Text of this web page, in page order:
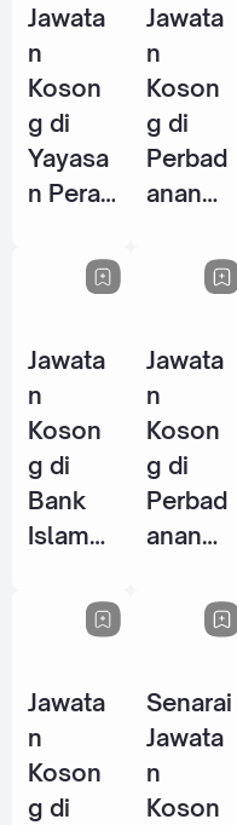
2026
Excelle
nce
(SCOP
E) - 15
Jun
2026
Jawata
n
Koson
g di
Yayasa
n Perak
Jawata
n
Koson
g di
Perbad
anan
Selang
or - 5
2026
Jawata
n
Koson
g di
Bank
Islam
Berhad
- 25
Jun
2026
Jawata
n
Koson
g di
Perbad
anan
Johor
29 Mei
2026
Jawata
n
Koson
g di
Senarai
Jawata
n
Koson